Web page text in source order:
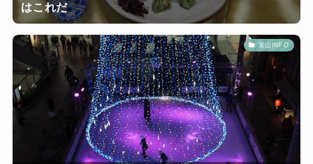
はこれだ
富山INFO